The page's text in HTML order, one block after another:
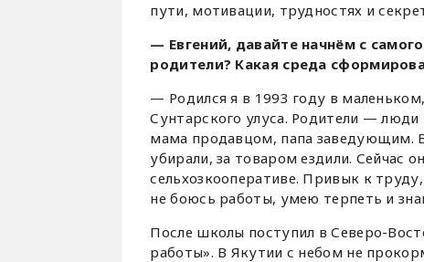
пути, мотивации, трудностях и
— Евгений, давайте начнём с
родители? Какая среда
— Родился я в 1993 году в
Сунтарского улуса. Родители —
мама продавцом, папа заведующим.
убирали, за товаром ездили. Сейчас
сельхозкооперативе. Привык к
не боюсь работы, умею терпеть и
После школы поступил в Северо-
работы». В Якутии с небом не